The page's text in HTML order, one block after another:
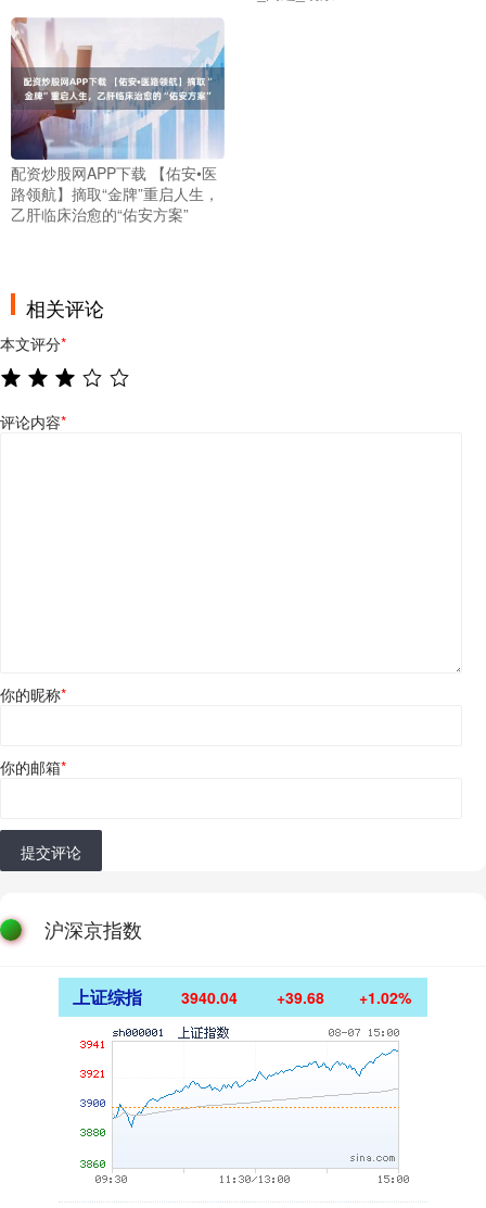
配资炒股网APP下载 【佑安•医
路领航】摘取“金牌”重启人生，
乙肝临床治愈的“佑安方案”
相关评论
本文评分*
评论内容*
你的昵称*
你的邮箱*
提交评论
沪深京指数
上证综指 3940.04 +39.68 +1.02%